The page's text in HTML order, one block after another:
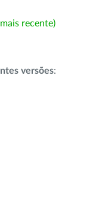
recente)
versões: